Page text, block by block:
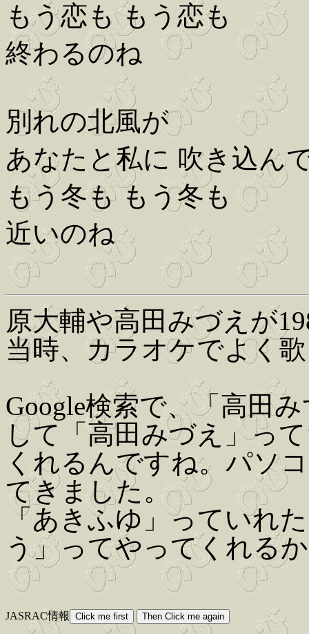
もう恋も もう恋も
終わるのね
別れの北風が
あなたと私に 吹き込ん
もう冬も もう冬も
近いのね
原大輔や高田みづえが
当時、カラオケでよく
Google検索で、「高田
して「高田みづえ」っ
くれるんですね。パソ
てきました。
「あきふゆ」っていれ
う」ってやってくれる
JASRAC情報